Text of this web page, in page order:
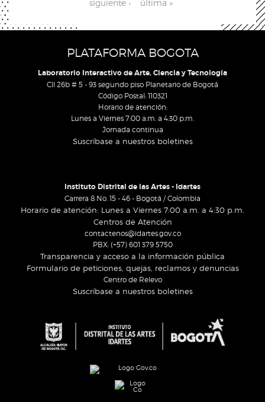
siguiente ›
última »
PLATAFORMA BOGOTA
Laboratorio Interactivo de Arte, Ciencia y Tecnología
Cll 26b # 5 - 93 segundo piso Planetario de Bogotá
Código Postal: 110321
Horario de atención:
Lunes a Viernes 7:00 a.m. a 4:30 p.m.
Jornada continua
Suscríbase a nuestros boletines
Instituto Distrital de las Artes - Idartes
Carrera 8 No. 15 - 46 - Bogotá / Colombia
Horario de atención: Lunes a Viernes 7:00 a.m. a 4:30 p.m.
Centros de Atención
contactenos@idartes.gov.co
PBX: (+57) 601 379 5750
Transparencia y acceso a la información pública
Formulario de peticiones, quejas, reclamos y denuncias
Centro de Relevo
Suscríbase a nuestros boletines